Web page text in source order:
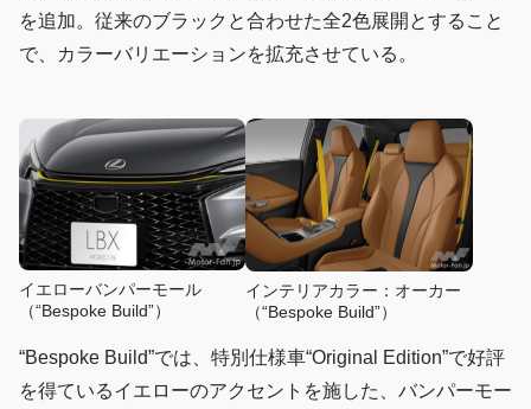
を追加。従来のブラックと合わせた全2色展開とすること
で、カラーバリエーションを拡充させている。
イエローバンパーモール
（“Bespoke Build”）
インテリアカラー：オーカー
（“Bespoke Build”）
“Bespoke Build”では、特別仕様車“Original Edition”で好評
を得ているイエローのアクセントを施した、バンパーモー